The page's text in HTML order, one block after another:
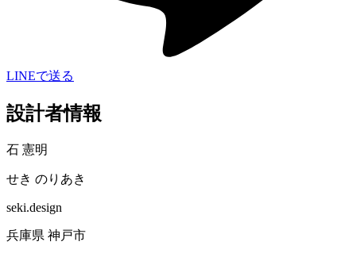
LINEで送る
設計者情報
石 憲明
せき のりあき
seki.design
兵庫県 神戸市